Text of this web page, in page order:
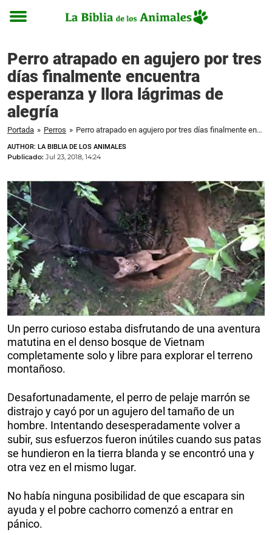
Toggle
Perro atrapado en agujero por tres
días finalmente encuentra
esperanza y llora lágrimas de
alegría
Portada » Perros » Perro atrapado en agujero por tres días finalmente encuentra esperanza y llora lágrimas de alegría
AUTHOR: LA BIBLIA DE LOS ANIMALES
Publicado: Jul 23, 2018, 14:24
Un perro curioso estaba disfrutando de una aventura
matutina en el denso bosque de Vietnam
completamente solo y libre para explorar el terreno
montañoso.
Desafortunadamente, el perro de pelaje marrón se
distrajo y cayó por un agujero del tamaño de un
hombre. Intentando desesperadamente volver a
subir, sus esfuerzos fueron inútiles cuando sus patas
se hundieron en la tierra blanda y se encontró una y
otra vez en el mismo lugar.
No había ninguna posibilidad de que escapara sin
ayuda y el pobre cachorro comenzó a entrar en
pánico.